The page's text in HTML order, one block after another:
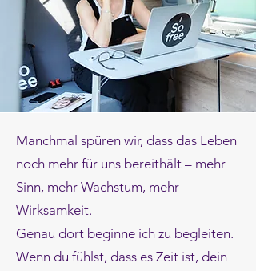
Manchmal spüren wir, dass das Leben
noch mehr für uns bereithält – mehr
Sinn, mehr Wachstum, mehr
Wirksamkeit.
Genau dort beginne ich zu begleiten.
Wenn du fühlst, dass es Zeit ist, dein